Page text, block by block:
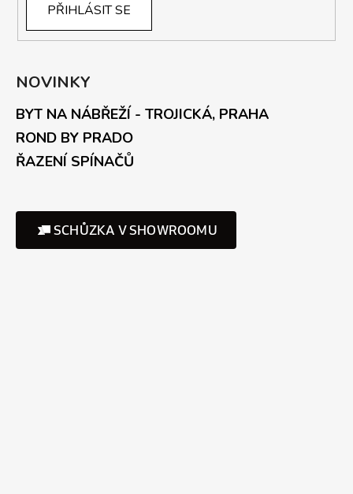
PŘIHLÁSIT SE
NOVINKY
BYT NA NÁBŘEŽÍ - TROJICKÁ, PRAHA
ROND BY PRADO
ŘAZENÍ SPÍNAČŮ
SCHŮZKA V SHOWROOMU